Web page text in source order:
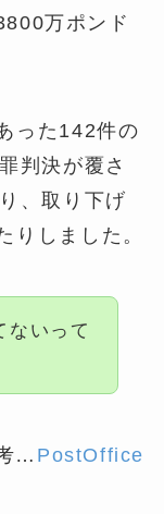
万ポンド
った142件の
判決が覆さ
、取り下げ
りしました​。
ないって
… PostOffice